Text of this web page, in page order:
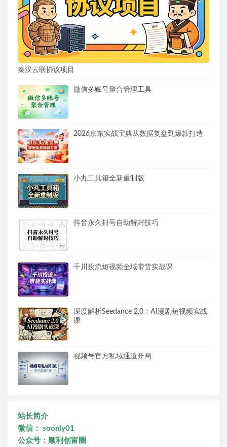
秦汉云联协议项目
微信多账号聚合管理工具
2026京东实战宝典从数据复盘到爆款打造
小丸工具箱全新重制版
抖音永久封号自助解封技巧
千川投流短视频全域带货实战课
深度解析Seedance 2.0：AI漫剧短视频实战
课
视频号官方私域通道开闸
站长简介
微信： soonly01
公众号：顺利创富圈